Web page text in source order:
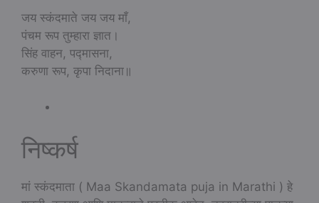
जय स्कंदमाते जय जय माँ,
पंचम रूप तुम्हारा ज्ञात।
सिंह वाहन, पद्मासना,
करुणा रूप, कृपा निदाना॥
निष्कर्ष
मां स्कंदमाता ( Maa Skandamata puja in Marathi ) हे